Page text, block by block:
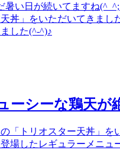
暑い日が続いてますね
丼」をいただいてきま
した(^-^)♪
ーシーな鶏天が
「トリオスター天丼」を
場したレギュラーメニ